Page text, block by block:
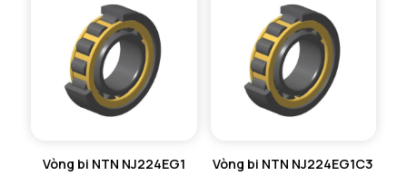
Vòng bi NTN NJ224EG1 Vòng bi NTN NJ224EG1C3